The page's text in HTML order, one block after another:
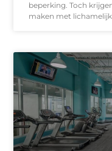
beperking. Toch
maken met